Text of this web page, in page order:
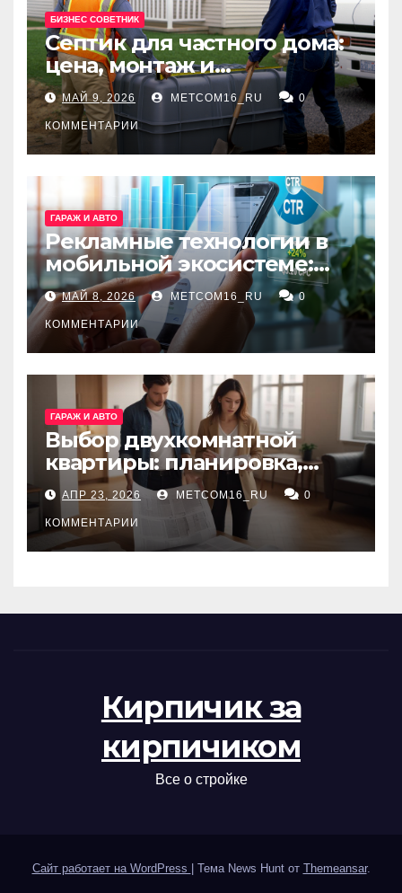
БИЗНЕС СОВЕТНИК
Септик для частного дома:
цена, монтаж и
организация автономной
канализации
МАЙ 9, 2026 METCOM16_RU 0
КОММЕНТАРИИ
ГАРАЖ И АВТО
Рекламные технологии в
мобильной экосистеме:
ключевые сервисы и
принципы работы
МАЙ 8, 2026 METCOM16_RU 0
КОММЕНТАРИИ
ГАРАЖ И АВТО
Выбор двухкомнатной
квартиры: планировка,
состояние жилья и
проверка документов
АПР 23, 2026 METCOM16_RU 0
КОММЕНТАРИИ
Кирпичик за
кирпичиком
Все о стройке
Сайт работает на WordPress Тема News Hunt от Themeansar.